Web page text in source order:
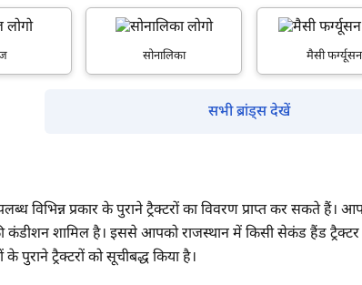
सोनालिका मैसी फर्ग्यूसन
सभी ब्रांड्स देखें
विभिन्न प्रकार के पुराने ट्रैक्टरों का विवरण प्राप्त कर सकते
शामिल है। इससे आपको राजस्थान में किसी सेकंड हैंड ट्रैक्टर
पुराने ट्रैक्टरों को सूचीबद्ध किया है।